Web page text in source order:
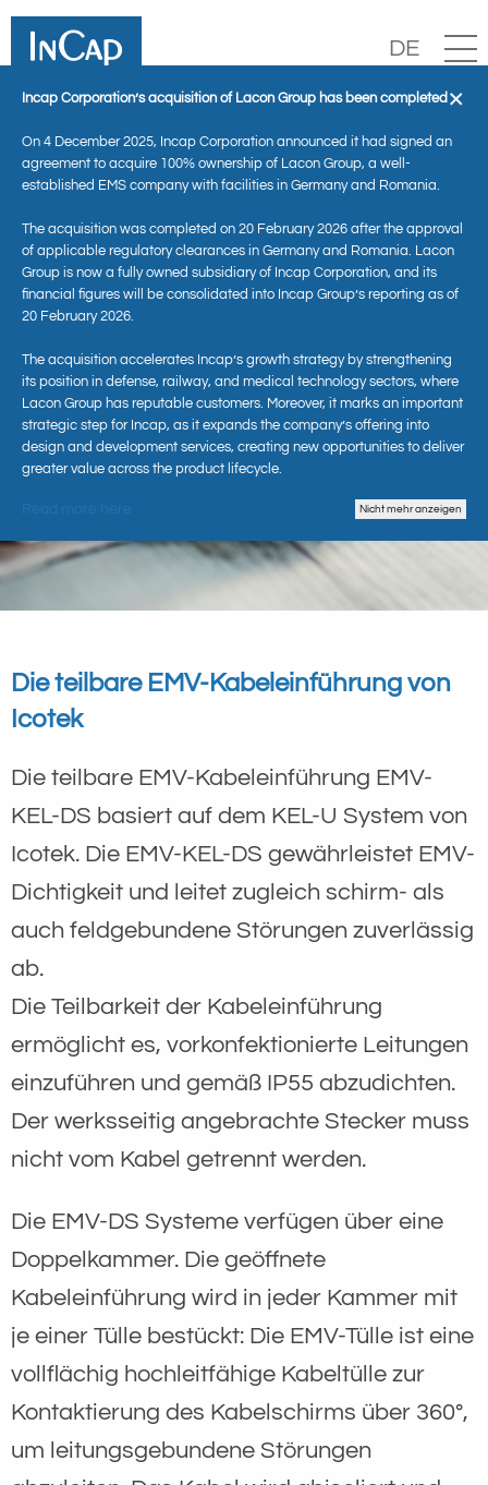
DE
Aktuelles
Die teilbare EMV-Kabeleinführung von
Icotek
Die teilbare EMV-Kabeleinführung EMV-
KEL-DS basiert auf dem KEL-U System von
Icotek. Die EMV-KEL-DS gewährleistet EMV-
Dichtigkeit und leitet zugleich schirm- als
auch feldgebundene Störungen zuverlässig
ab.
Die Teilbarkeit der Kabeleinführung
ermöglicht es, vorkonfektionierte Leitungen
einzuführen und gemäß IP55 abzudichten.
Der werksseitig angebrachte Stecker muss
nicht vom Kabel getrennt werden.
Die EMV-DS Systeme verfügen über eine
Doppelkammer. Die geöffnete
Kabeleinführung wird in jeder Kammer mit
je einer Tülle bestückt: Die EMV-Tülle ist eine
vollflächig hochleitfähige Kabeltülle zur
Kontaktierung des Kabelschirms über 360°,
um leitungsgebundene Störungen
×
Incap Corporation’s acquisition of Lacon Group has been completed
On 4 December 2025, Incap Corporation announced it had signed an
agreement to acquire 100% ownership of Lacon Group, a well-
established EMS company with facilities in Germany and Romania.
The acquisition was completed on 20 February 2026 after the approval
of applicable regulatory clearances in Germany and Romania. Lacon
Group is now a fully owned subsidiary of Incap Corporation, and its
financial figures will be consolidated into Incap Group’s reporting as of
20 February 2026.
The acquisition accelerates Incap’s growth strategy by strengthening
its position in defense, railway, and medical technology sectors, where
Lacon Group has reputable customers. Moreover, it marks an important
strategic step for Incap, as it expands the company’s offering into
design and development services, creating new opportunities to deliver
greater value across the product lifecycle.
Nicht mehr anzeigen